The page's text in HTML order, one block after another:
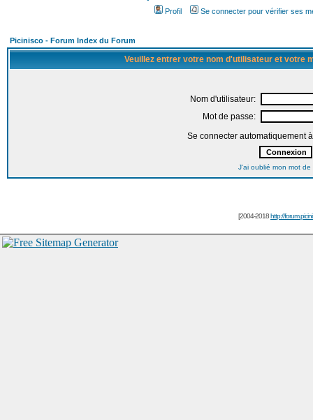
Profil
Se connecter pour vérifier ses
Picinisco - Forum Index du Forum
Veuillez entrer votre nom d'utilisateur et votre
Nom d'utilisateur:
Mot de passe:
Se connecter automatiquement
J'ai oublié mon mot de
[2004-2018http://